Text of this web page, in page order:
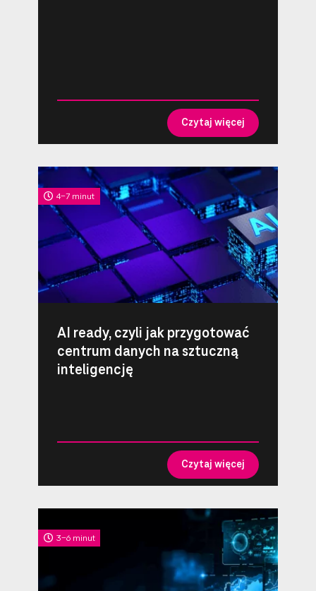
Czytaj więcej
4-7 minut
AI ready, czyli jak przygotować
centrum danych na sztuczną
inteligencję
Czytaj więcej
3-6 minut